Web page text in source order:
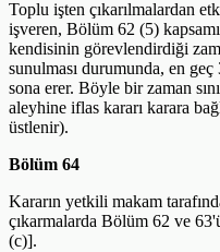
Toplu işten çıkarılmalardan
işveren, Bölüm 62 (5)
kendisinin görevlendirdiği
sunulması durumunda, en
sona erer. Böyle bir zaman
aleyhine iflas kararı karara
üstlenir).
Bölüm 64
Kararın yetkili makam
çıkarmalarda Bölüm 62 ve
(c)].